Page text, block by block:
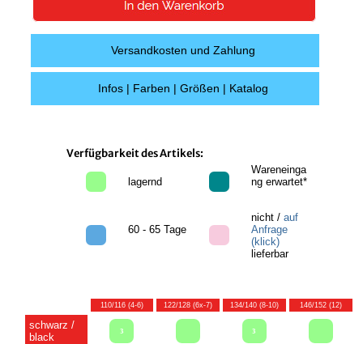
Versandkosten und Zahlung
Infos | Farben | Größen | Katalog
Verfügbarkeit des Artikels:
lagernd
Wareneinga
ng erwartet*
60 - 65 Tage
nicht /auf
Anfrage
(klick)
lieferbar
110/116 (4-6) 122/128 (6x-7) 134/140 (8-10) 146/152 (12)
schwarz /
black
3 3